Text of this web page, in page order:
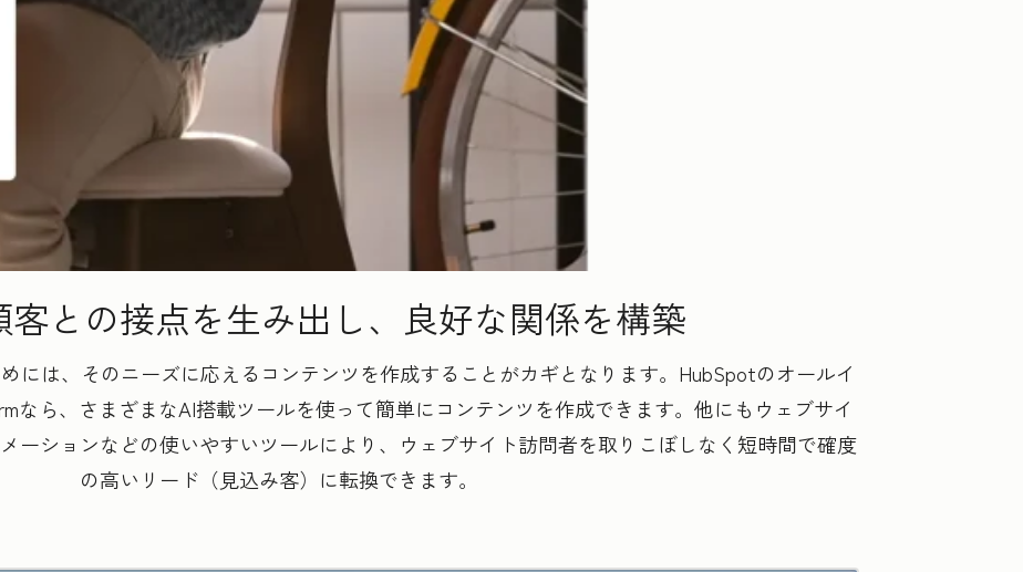
客との接点を生み出し、良好な関係を構築
には、そのニーズに応えるコンテンツを作成することがカギとなります。HubSpotのオールイ
なら、さまざまなAI搭載ツールを使って簡単にコンテンツを作成できます。他にもウェブサイ
ーションなどの使いやすいツールにより、ウェブサイト訪問者を取りこぼしなく短時間で確度
の高いリード（見込み客）に転換できます。